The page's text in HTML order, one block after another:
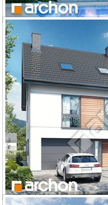
Dom w riveach 9 (GB)